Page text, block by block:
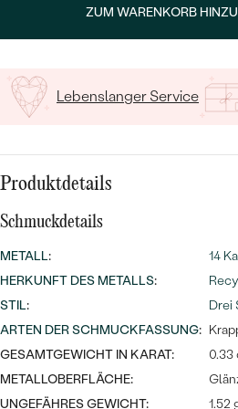
Eheringe
MIT EDELSTEIN
NACH MATERIAL
PLATIN
SILBER
EDELSTEINSCHMUCK
SCHMUCK MIT LAB
DIAMANTEN
PERLENSCHMUCK
PERSONALISIERT
SYMBOLISCH
MINIMALISTISCH
NACH ANLASS
PREISWERTE
LUXURIÖSE
LUXURIÖSEZUM WARENKORB
Lebenslanger Service
Produktdetails
Schmuckdetails
METALL:
14
HERKUNFT DES METALLS:
STIL:
Drei
ARTEN DER SCHMUCKFASSUNG:
GESAMTGEWICHT IN KARAT:
0.33
METALLOBERFLÄCHE:
UNGEFÄHRES GEWICHT:
1.52